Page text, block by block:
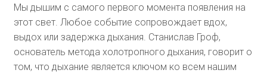
Мы дышим с самого первого момента появления на
этот свет. Любое событие сопровождает вдох,
выдох или задержка дыхания. Станислав Гроф,
основатель метода холотропного дыхания, говорит о
том, что дыхание является ключом ко всем нашим